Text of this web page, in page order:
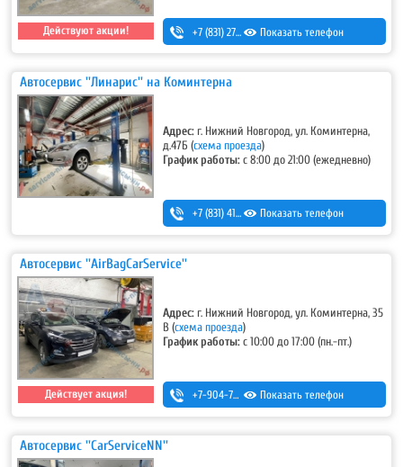
Действуют акции! +7 (831) 275-83-12 Показать телефон
Автосервис ''Линарис'' на Коминтерна
Адрес: г. Нижний Новгород, ул. Коминтерна,
д.47Б (схема проезда)
График работы:с 8:00 до 21:00 (ежедневно)
+7 (831) 411-15-14 ,+7 (831) 411-15-24
Показать телефон
Автосервис ''AirBagCarService''
Действует акция!
Адрес: г. Нижний Новгород, ул. Коминтерна, 35
В(схема проезда)
График работы:с 10:00 до 17:00 (пн.-пт.)
+7-904-784-15-71 Показать телефон
Автосервис ''CarServiceNN''